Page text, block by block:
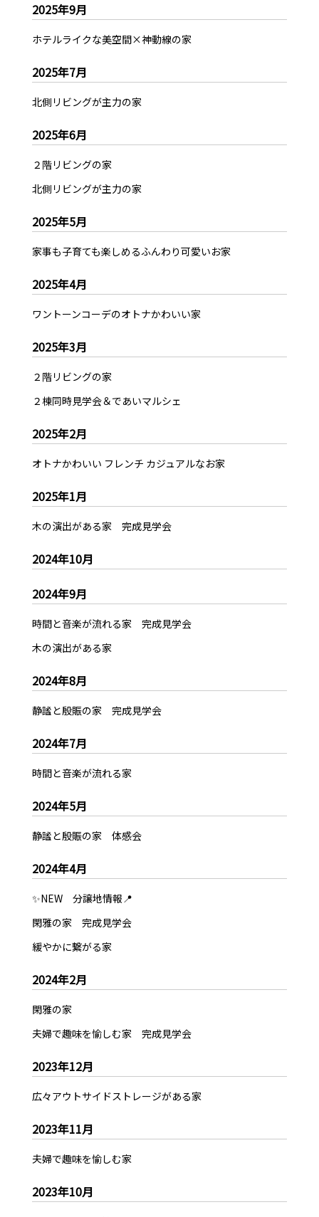
2025年9月
ホテルライクな美空間×神動線の家
2025年7月
北側リビングが主力の家
2025年6月
２階リビングの家
北側リビングが主力の家
2025年5月
家事も子育ても楽しめるふんわり可愛いお家
2025年4月
ワントーンコーデのオトナかわいい家
2025年3月
２階リビングの家
２棟同時見学会＆であいマルシェ
2025年2月
オトナかわいい フレンチ カジュアルなお家
2025年1月
木の演出がある家 完成見学会
2024年10月
2024年9月
時間と音楽が流れる家 完成見学会
木の演出がある家
2024年8月
静謐と殷賑の家 完成見学会
2024年7月
時間と音楽が流れる家
2024年5月
静謐と殷賑の家 体感会
2024年4月
✨NEW 分譲地情報📍
閑雅の家 完成見学会
緩やかに繋がる家
2024年2月
閑雅の家
夫婦で趣味を愉しむ家 完成見学会
2023年12月
広々アウトサイドストレージがある家
2023年11月
夫婦で趣味を愉しむ家
2023年10月